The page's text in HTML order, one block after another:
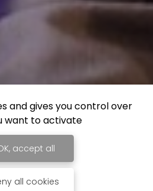
and gives you control over
want to activate
accept all
all cookies